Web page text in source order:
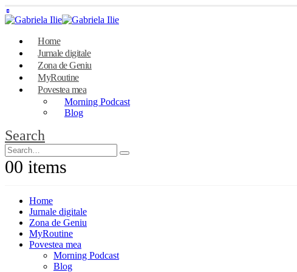
Home
Jurnale digitale
Zona de Geniu
MyRoutine
Povestea mea
Morning Podcast
Blog
Search
00 items
Home
Jurnale digitale
Zona de Geniu
MyRoutine
Povestea mea
Morning Podcast
Blog